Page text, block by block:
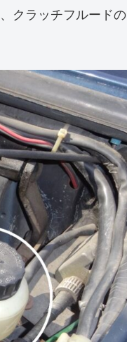
クラッチフルードの